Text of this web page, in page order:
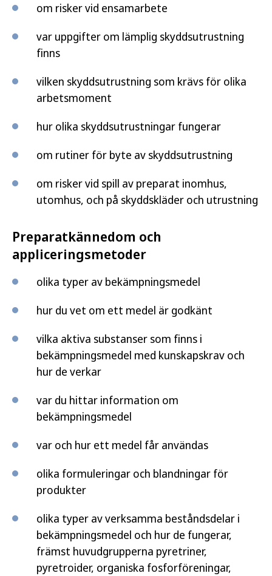
om risker vid ensamarbete
var uppgifter om lämplig skyddsutrustning
finns
vilken skyddsutrustning som krävs för olika
arbetsmoment
hur olika skyddsutrustningar fungerar
om rutiner för byte av skyddsutrustning
om risker vid spill av preparat inomhus,
utomhus, och på skyddskläder och utrustning
Preparatkännedom och
appliceringsmetoder
olika typer av bekämpningsmedel
hur du vet om ett medel är godkänt
vilka aktiva substanser som finns i
bekämpningsmedel med kunskapskrav och
hur de verkar
var du hittar information om
bekämpningsmedel
var och hur ett medel får användas
olika formuleringar och blandningar för
produkter
olika typer av verksamma beståndsdelar i
bekämpningsmedel och hur de fungerar,
främst huvudgrupperna pyretriner,
pyretroider, organiska fosforföreningar,